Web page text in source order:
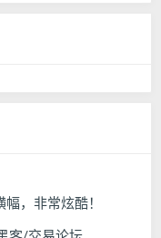
，非常炫酷！